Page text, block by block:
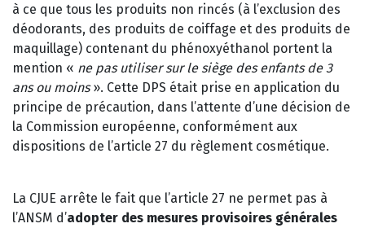
à ce que tous les produits non rincés (à l’exclusion des
déodorants, des produits de coiffage et des produits de
maquillage) contenant du phénoxyéthanol portent la
mention « ne pas utiliser sur le siège des enfants de 3
ans ou moins». Cette DPS était prise en application du
principe de précaution, dans l’attente d’une décision de
la Commission européenne, conformément aux
dispositions de l’article 27 du règlement cosmétique.
La CJUE arrête le fait que l’article 27 ne permet pas à
l’ANSM d’adopter des mesures provisoires générales